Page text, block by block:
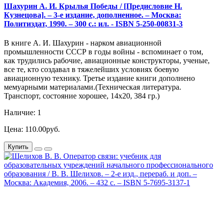
Шахурин А. И. Крылья Победы / [Предисловие Н.
Кузнецова]. – 3-е издание, дополненное. – Москва:
Политиздат, 1990. – 300 с.: ил. - ISBN 5-250-00831-3
В книге А. И. Шахурин - нарком авиационной
промышленности СССР в годы войны - вспоминает о том,
как трудились рабочие, авиационные конструкторы, ученые,
все те, кто создавал в тяжелейших условиях боевую
авиационную технику. Третье издание книги дополнено
мемуарными материалами.(Техническая литература.
Транспорт, состояние хорошее, 14х20, 384 гр.)
Наличие: 1
Цена: 110.00руб.
Купить